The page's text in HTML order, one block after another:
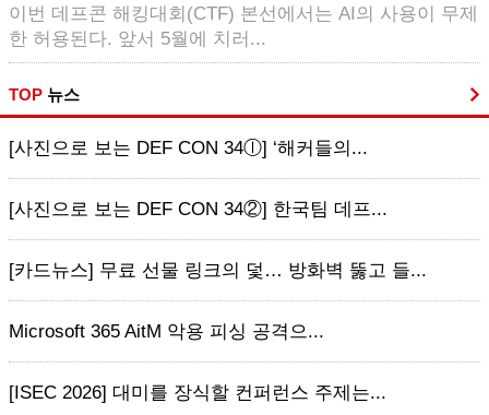
이번 데프콘 해킹대회(CTF) 본선에서는 AI의 사용이 무제
한 허용된다. 앞서 5월에 치러...
TOP 뉴스
[사진으로 보는 DEF CON 34ⓛ] ‘해커들의...
[사진으로 보는 DEF CON 34②] 한국팀 데프...
[카드뉴스] 무료 선물 링크의 덫… 방화벽 뚫고 들...
Microsoft 365 AitM 악용 피싱 공격으...
[ISEC 2026] 대미를 장식할 컨퍼런스 주제는...